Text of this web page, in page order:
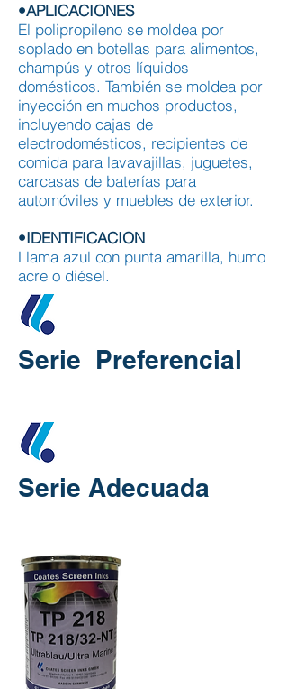
•APLICACIONES
El polipropileno se moldea por
soplado en botellas para alimentos,
champús y otros líquidos
domésticos. También se moldea por
inyección en muchos productos,
incluyendo cajas de
electrodomésticos, recipientes de
comida para lavavajillas, juguetes,
carcasas de baterías para
automóviles y muebles de exterior.
•IDENTIFICACION
Llama azul con punta amarilla, humo
acre o diésel.
Serie Preferencial
Serie Adecuada